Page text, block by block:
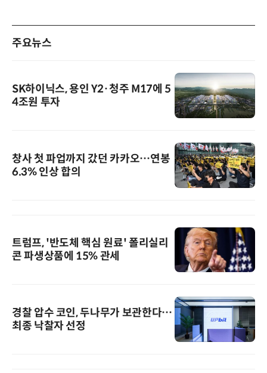
주요뉴스
SK하이닉스, 용인 Y2·청주 M17에 5
4조원 투자
창사 첫 파업까지 갔던 카카오…연봉
6.3% 인상 합의
트럼프, '반도체 핵심 원료' 폴리실리
콘 파생상품에 15% 관세
경찰 압수 코인, 두나무가 보관한다…
최종 낙찰자 선정